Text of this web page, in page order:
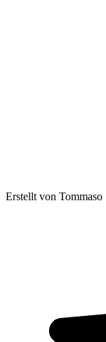
Erstellt von Tommaso